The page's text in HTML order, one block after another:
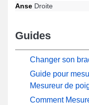
Anse Droite
Guides
Changer son
Guide pour
Mesureur de
Comment